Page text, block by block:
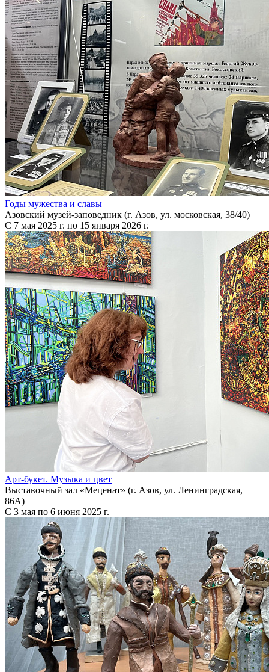
Годы мужества и славы
Азовский музей-заповедник (г. Азов, ул. московская, 38/40)
С 7 мая 2025 г. по 15 января 2026 г.
Арт-букет. Музыка и цвет
Выставочный зал «Меценат» (г. Азов, ул. Ленинградская,
86А)
С 3 мая по 6 июня 2025 г.